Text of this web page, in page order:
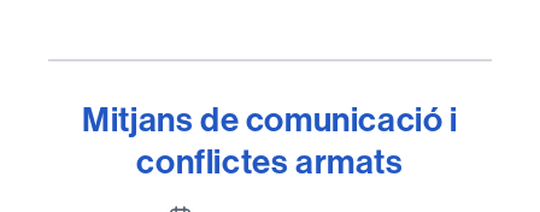
Mitjans de comunicació i
conflictes armats